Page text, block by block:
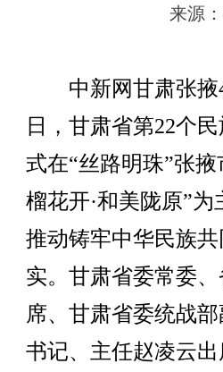
来源：
中新网甘肃张掖4
日，甘肃省第22个
式在“丝路明珠”张
榴花开·和美陇原”
推动铸牢中华民族
实。甘肃省委常委
席、甘肃省委统战
书记、主任赵凌云出